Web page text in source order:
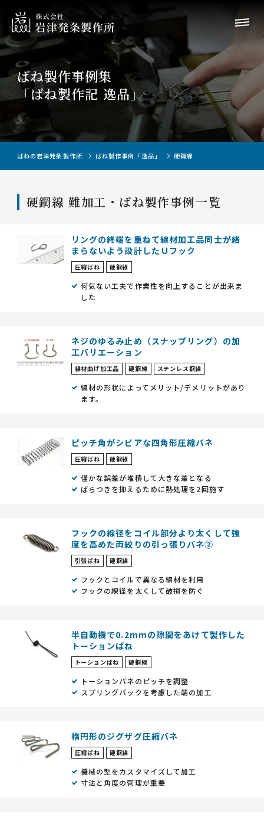
ばね製作事例集
「ばね製作記 逸品」
ばねの岩津発条製作所 ばね製作事例「逸品」 硬鋼線
硬鋼線 難加工・ばね製作事例一覧
リングの終端を重ねて線材加工品同士が絡
まらないよう設計したＵフック
圧縮ばね 硬鋼線
何気ない工夫で作業性を向上することが出来ま
した
ネジのゆるみ止め（スナップリング）の加
工バリエーション
線材曲げ加工品 硬鋼線 ステンレス鋼線
線材の形状によってメリット/デメリットがあり
ます。
ピッチ角がシビアな四角形圧縮バネ
圧縮ばね 硬鋼線
僅かな誤差が堆積して大きな差となる
ばらつきを抑えるために熱処理を2回施す
フックの線径をコイル部分より太くして強
度を⾼めた両絞りの引っ張りバネ②
引張ばね 硬鋼線
フックとコイルで異なる線材を利⽤
フックの線径を太くして破損を防ぐ
半自動機で0.2mmの隙間をあけて製作した
トーションばね
トーションばね 硬鋼線
トーションバネのピッチを調整
スプリングバックを考慮した端の加工
楕円形のジグザグ圧縮バネ
圧縮ばね 硬鋼線
機械の型をカスタマイズして加⼯
寸法と⾓度の管理が重要